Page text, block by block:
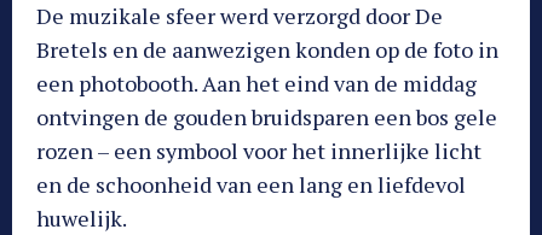
De muzikale sfeer werd verzorgd door De
Bretels en de aanwezigen konden op de foto in
een photobooth. Aan het eind van de middag
ontvingen de gouden bruidsparen een bos gele
rozen – een symbool voor het innerlijke licht
en de schoonheid van een lang en liefdevol
huwelijk.